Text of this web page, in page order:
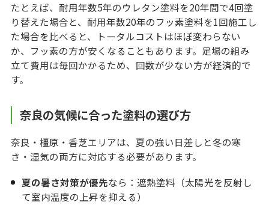
たとえば、耐用年数5年のウレタン塗料を20年間で4回塗
り替えた場合と、耐用年数20年のフッ素塗料を1回施工し
た場合を比べると、トータルコストはほぼ変わらない
か、フッ素の方が安くなることもあります。足場の組み
立て費用は毎回かかるため、回数が少ない方が経済的で
す。
奈良の気候に合った塗料の選び方
奈良・橿原・香芝エリアは、夏の強い日差しと冬の寒
さ・湿気の両方に対応する必要があります。
夏の暑さ対策が優先なら：遮熱塗料（太陽光を反射し
て室内温度の上昇を抑える）